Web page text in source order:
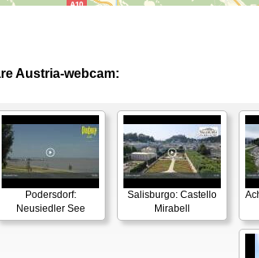
Austria-webcam:
Podersdorf:
Neusiedler See
Salisburgo: Castello
Mirabell